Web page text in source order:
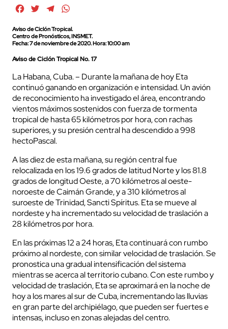
FacebookTwitterTelegram
Aviso de Ciclón Tropical.
Centro de Pronósticos, INSMET.
Fecha: 7 de noviembre de 2020. Hora: 10:00 am
Aviso de Ciclón Tropical No. 17
La Habana, Cuba. – Durante la mañana de hoy Eta
continuó ganando en organización e intensidad. Un avión
de reconocimiento ha investigado el área, encontrando
vientos máximos sostenidos con fuerza de tormenta
tropical de hasta 65 kilómetros por hora, con rachas
superiores, y su presión central ha descendido a 998
hectoPascal.
A las diez de esta mañana, su región central fue
relocalizada en los 19.6 grados de latitud Norte y los 81.8
grados de longitud Oeste, a 70 kilómetros al oeste-
noroeste de Caimán Grande, y a 310 kilómetros al
suroeste de Trinidad, Sancti Spíritus. Eta se mueve al
nordeste y ha incrementado su velocidad de traslación a
28 kilómetros por hora.
En las próximas 12 a 24 horas, Eta continuará con rumbo
próximo al nordeste, con similar velocidad de traslación. Se
pronostica una gradual intensificación del sistema
mientras se acerca al territorio cubano. Con este rumbo y
velocidad de traslación, Eta se aproximará en la noche de
hoy a los mares al sur de Cuba, incrementando las lluvias
en gran parte del archipiélago, que pueden ser fuertes e
intensas, incluso en zonas alejadas del centro.